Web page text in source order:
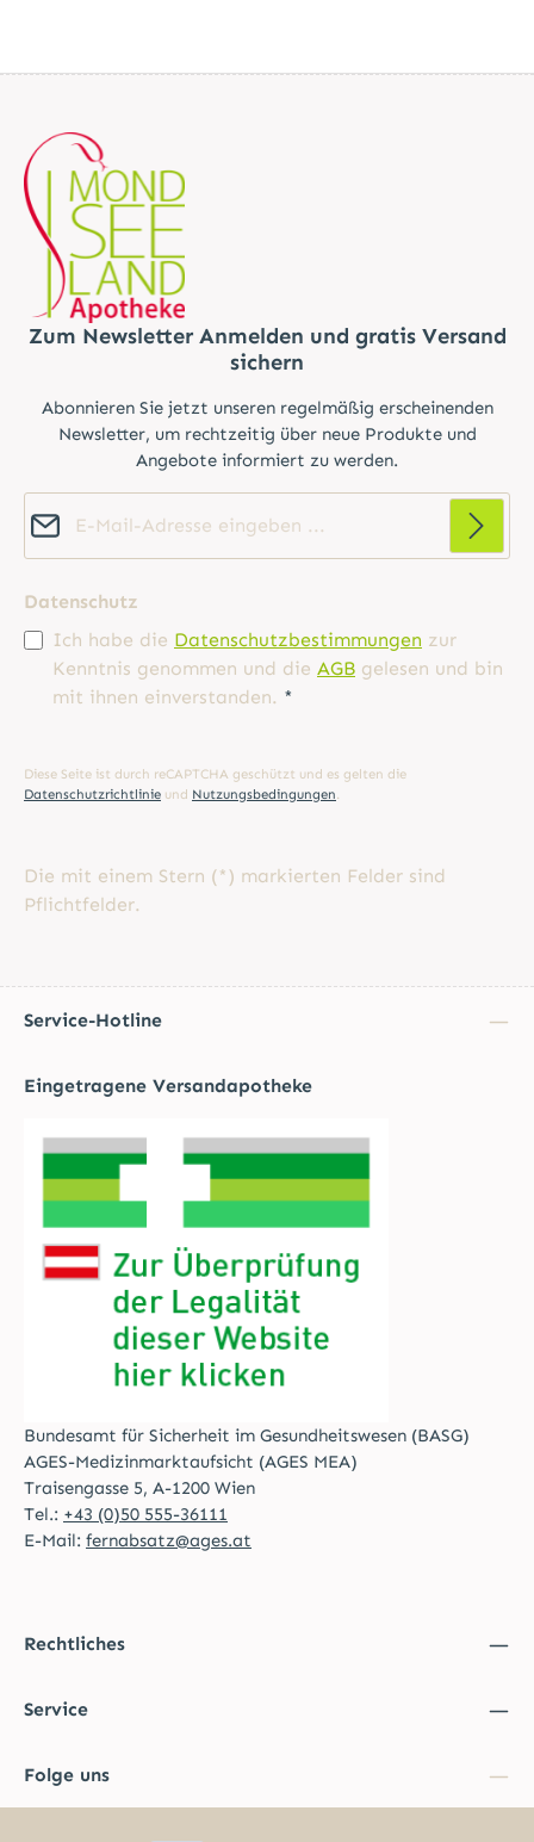
Zum Newsletter Anmelden und gratis Versand
sichern
Abonnieren Sie jetzt unseren regelmäßig erscheinenden
Newsletter, um rechtzeitig über neue Produkte und
Angebote informiert zu werden.
Datenschutz
Ich habe die Datenschutzbestimmungen zur
Kenntnis genommen und die AGB gelesen und bin
mit ihnen einverstanden. *
Diese Seite ist durch reCAPTCHA geschützt und es gelten die
Datenschutzrichtlinie und Nutzungsbedingungen.
Die mit einem Stern (*) markierten Felder sind
Pflichtfelder.
Service-Hotline
Eingetragene Versandapotheke
Bundesamt für Sicherheit im Gesundheitswesen (BASG)
AGES-Medizinmarktaufsicht (AGES MEA)
Traisengasse 5, A-1200 Wien
Tel.: +43 (0)50 555-36111
E-Mail: fernabsatz@ages.at
Rechtliches
Service
Folge uns